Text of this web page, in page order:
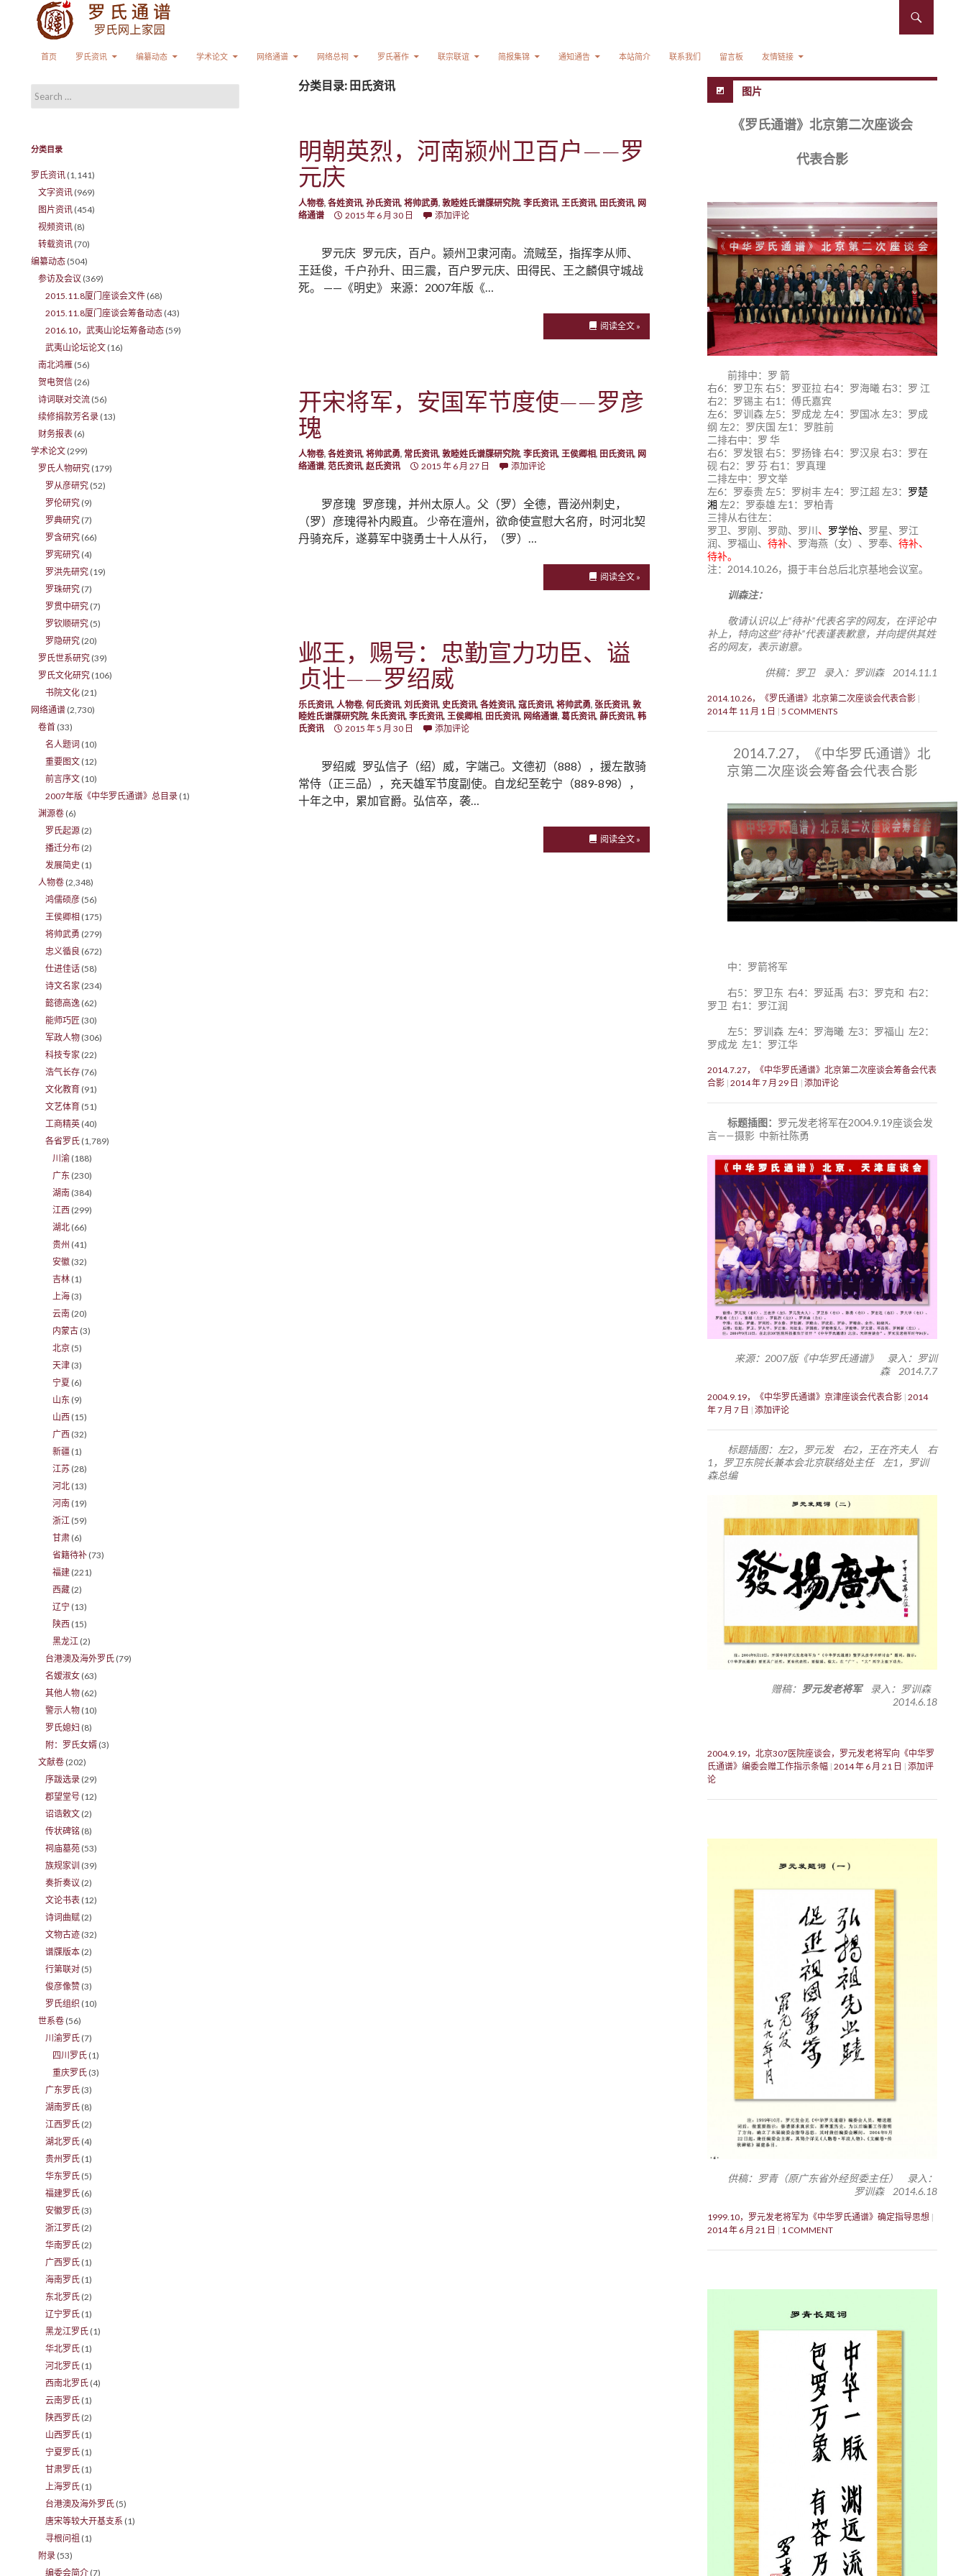
首页
罗氏资讯 编纂动态 学术论文 网络通谱 网络总祠 罗氏著作 联宗联谊 简报集锦 通知通告 本站简介 联系我们 留言板 友情链接
分类目录: 田氏资讯
明朝英烈，河南颍州卫百户——罗
元庆
人物卷, 各姓资讯, 孙氏资讯, 将帅武勇, 敦睦姓氏谱牒研究院, 李氏资讯, 王氏资讯, 田氏资讯, 网
络通谱
2015 年 6 月 30 日 添加评论
罗元庆 罗元庆，百户。颍州卫隶河南。流贼至，指挥李从师、
王廷俊，千户孙升、田三震，百户罗元庆、田得民、王之麟俱守城战
死。 ——《明史》 来源：2007年版《…
阅读全文 »
开宋将军，安国军节度使——罗彦
瑰
人物卷, 各姓资讯, 将帅武勇, 常氏资讯, 敦睦姓氏谱牒研究院, 李氏资讯, 王侯卿相, 田氏资讯, 网
络通谱, 范氏资讯, 赵氏资讯 2015 年 6 月 27 日 添加评论
罗彦瑰 罗彦瑰，并州太原人。父（罗）全德，晋泌州刺史，
（罗）彦瑰得补内殿直。 少帝在澶州，欲命使宣慰大名府，时河北契
丹骑充斥，遂募军中骁勇士十人从行，（罗）…
阅读全文 »
邺王，赐号：忠勤宣力功臣、谥
贞壮——罗绍威
乐氏资讯, 人物卷, 何氏资讯, 刘氏资讯, 史氏资讯, 各姓资讯, 寇氏资讯, 将帅武勇, 张氏资讯, 敦
睦姓氏谱牒研究院, 朱氏资讯, 李氏资讯, 王侯卿相, 田氏资讯, 网络通谱, 葛氏资讯, 薛氏资讯, 韩
氏资讯
2015 年 5 月 30 日 添加评论
罗绍威 罗弘信子（绍）威，字端己。文德初（888），援左散骑
常侍（正三品），充天雄军节度副使。自龙纪至乾宁（889-898），
十年之中，累加官爵。弘信卒，袭…
阅读全文 »
图片
《罗氏通谱》北京第二次座谈会
代表合影
前排中：罗 箭
右6：罗卫东 右5：罗亚拉 右4：罗海曦 右3：罗 江
右2：罗锡主 右1：傅氏嘉宾
左6：罗训森 左5：罗成龙 左4：罗国冰 左3：罗成
纲 左2：罗庆国 左1：罗胜前
二排右中：罗 华
右6：罗发银 右5：罗扬锋 右4：罗汉泉 右3：罗在
砚 右2：罗 芬 右1：罗真理
二排左中：罗文举
左6：罗泰贵 左5：罗树丰 左4：罗江超 左3： 罗楚
湘 左2：罗泰雄 左1：罗柏青
三排从右往左：
罗卫、罗刚、罗勋、罗川、 罗学怡、 罗星、罗江
润、罗福山、 待补、罗海燕（女）、罗奉、 待补、
待补。
注：2014.10.26，摄于丰台总后北京基地会议室。
训森注：
敬请认识以上“待补”代表名字的网友，在评论中
补上，特向这些“待补”代表谨表歉意，并向提供其姓
名的网友，表示谢意。
供稿：罗卫 录入：罗训森 2014.11.1
2014.10.26，《罗氏通谱》北京第二次座谈会代表合影
2014 年 11 月 1 日
5 COMMENTS
2014.7.27，《中华罗氏通谱》北
京第二次座谈会筹备会代表合影
中：罗箭将军
右5：罗卫东 右4：罗延禹 右3：罗克和 右2：
罗卫 右1：罗江润
左5：罗训森 左4：罗海曦 左3：罗福山 左2：
罗成龙 左1：罗江华
2014.7.27，《中华罗氏通谱》北京第二次座谈会筹备会代表
合影 2014 年 7 月 29 日 添加评论
标题插图： 罗元发老将军在2004.9.19座谈会发
言——摄影 中新社陈勇
来源：2007版《中华罗氏通谱》 录入：罗训
森 2014.7.7
2004.9.19，《中华罗氏通谱》京津座谈会代表合影 2014
年 7 月 7 日
添加评论
标题插图：左2，罗元发 右2，王在齐夫人 右
1，罗卫东院长兼本会北京联络处主任 左1，罗训
森总编
赠稿： 罗元发老将军录入：罗训森
2014.6.18
2004.9.19，北京307医院座谈会，罗元发老将军向《中华罗
氏通谱》编委会赠工作指示条幅 2014 年 6 月 21 日
添加评
论
供稿：罗青（原广东省外经贸委主任） 录入：
罗训森 2014.6.18
1999.10，罗元发老将军为《中华罗氏通谱》确定指导思想
2014 年 6 月 21 日
1 COMMENT
Search for:
分类目录
罗氏资讯 (1,141)
文字资讯 (969)
图片资讯 (454)
视频资讯 (8)
转载资讯 (70)
编纂动态 (504)
参访及会议 (369)
2015.11.8厦门座谈会文件 (68)
2015.11.8厦门座谈会筹备动态 (43)
2016.10，武夷山论坛筹备动态 (59)
武夷山论坛论文 (16)
南北鸿雁 (56)
贺电贺信 (26)
诗词联对交流 (56)
续修捐款芳名录 (13)
财务报表 (6)
学术论文 (299)
罗氏人物研究 (179)
罗从彦研究 (52)
罗伦研究 (9)
罗典研究 (7)
罗含研究 (66)
罗宪研究 (4)
罗洪先研究 (19)
罗珠研究 (7)
罗贯中研究 (7)
罗钦顺研究 (5)
罗隐研究 (20)
罗氏世系研究 (39)
罗氏文化研究 (106)
书院文化 (21)
网络通谱 (2,730)
卷首 (33)
名人题词 (10)
重要图文 (12)
前言序文 (10)
2007年版《中华罗氏通谱》总目录 (1)
渊源卷 (6)
罗氏起源 (2)
播迁分布 (2)
发展简史 (1)
人物卷 (2,348)
鸿儒硕彦 (56)
王侯卿相 (175)
将帅武勇 (279)
忠义循良 (672)
仕进佳话 (58)
诗文名家 (234)
懿德高逸 (62)
能师巧匠 (30)
军政人物 (306)
科技专家 (22)
浩气长存 (76)
文化教育 (91)
文艺体育 (51)
工商精英 (40)
各省罗氏 (1,789)
川渝 (188)
广东 (230)
湖南 (384)
江西 (299)
湖北 (66)
贵州 (41)
安徽 (32)
吉林 (1)
上海 (3)
云南 (20)
内蒙古 (3)
北京 (5)
天津 (3)
宁夏 (6)
山东 (9)
山西 (15)
广西 (32)
新疆 (1)
江苏 (28)
河北 (13)
河南 (19)
浙江 (59)
甘肃 (6)
省籍待补 (73)
福建 (221)
西藏 (2)
辽宁 (13)
陕西 (15)
黑龙江 (2)
台港澳及海外罗氏 (79)
名嫒淑女 (63)
其他人物 (62)
警示人物 (10)
罗氏媳妇 (8)
附：罗氏女婿 (3)
文献卷 (202)
序跋选录 (29)
郡望堂号 (12)
诏诰敕文 (2)
传状碑铭 (8)
祠庙墓苑 (53)
族规家训 (39)
奏折奏议 (2)
文论书表 (12)
诗词曲赋 (2)
文物古迹 (32)
谱牒版本 (2)
行第联对 (5)
俊彦像赞 (3)
罗氏组织 (10)
世系卷 (56)
川渝罗氏 (7)
四川罗氏 (1)
重庆罗氏 (3)
广东罗氏 (3)
湖南罗氏 (8)
江西罗氏 (2)
湖北罗氏 (4)
贵州罗氏 (1)
华东罗氏 (5)
福建罗氏 (6)
安徽罗氏 (3)
浙江罗氏 (2)
华南罗氏 (2)
广西罗氏 (1)
海南罗氏 (1)
东北罗氏 (2)
辽宁罗氏 (1)
黑龙江罗氏 (1)
华北罗氏 (1)
河北罗氏 (1)
西南北罗氏 (4)
云南罗氏 (1)
陕西罗氏 (2)
山西罗氏 (1)
宁夏罗氏 (1)
甘肃罗氏 (1)
上海罗氏 (1)
台港澳及海外罗氏 (5)
唐宋等较大开基支系 (1)
寻根问祖 (1)
附录 (53)
编委会简介 (7)